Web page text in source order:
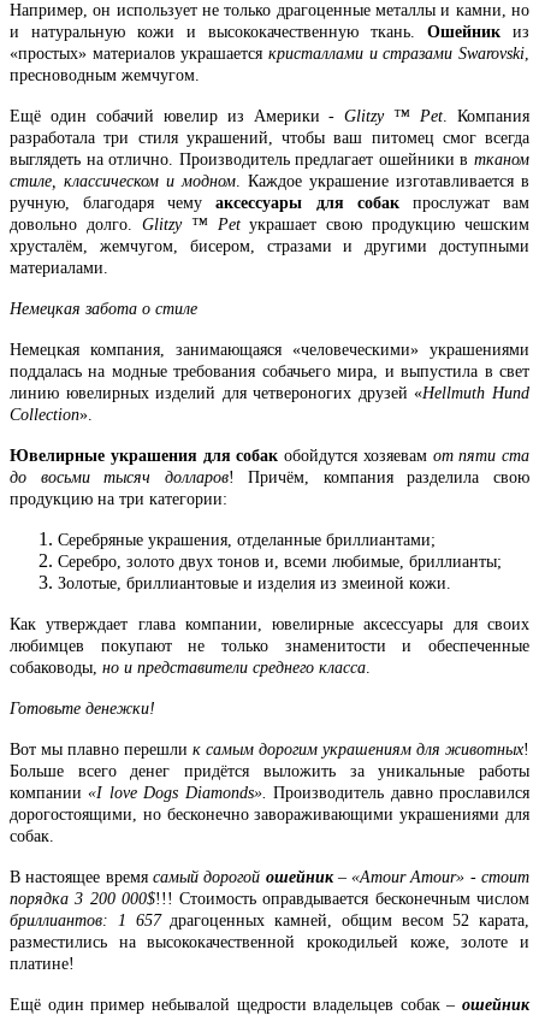
Например, он использует не только драгоценные металлы и камни, но
и натуральную кожи и высококачественную ткань. Ошейник из
«простых» материалов украшается кристаллами и стразами Swarovski,
пресноводным жемчугом.
Ещё один собачий ювелир из Америки -Glitzy ™ Pet. Компания
разработала три стиля украшений, чтобы ваш питомец смог всегда
выглядеть на отлично. Производитель предлагает ошейники в тканом
стиле, классическом и модном. Каждое украшение изготавливается в
ручную, благодаря чемуаксессуары для собак прослужат вам
довольно долго. Glitzy ™ Petукрашает свою продукцию чешским
хрусталём, жемчугом, бисером, стразами и другими доступными
материалами.
Немецкая забота о стиле
Немецкая компания, занимающаяся «человеческими» украшениями
поддалась на модные требования собачьего мира, и выпустила в свет
линию ювелирных изделий для четвероногих друзей «Hellmuth Hund
Collection».
Ювелирные украшения для собак обойдутся хозяевам от пяти ста
до восьми тысяч долларов! Причём, компания разделила свою
продукцию на три категории:
Серебряные украшения, отделанные бриллиантами;
Серебро, золото двух тонов и, всеми любимые, бриллианты;
Золотые, бриллиантовые и изделия из змеиной кожи.
Как утверждает глава компании, ювелирные аксессуары для своих
любимцев покупают не только знаменитости и обеспеченные
собаководы, но и представители среднего класса.
Готовьте денежки!
Вот мы плавно перешли к самым дорогим украшениям для животных!
Больше всего денег придётся выложить за уникальные работы
компании«I love Dogs Diamonds».Производитель давно прославился
дорогостоящими, но бесконечно завораживающими украшениями для
собак.
В настоящее время самый дорогой ошейник–«Amour Amour» - стоит
порядка 3 200 000$!!! Стоимость оправдывается бесконечным числом
бриллиантов: 1 657драгоценных камней, общим весом 52 карата,
разместились на высококачественной крокодильей коже, золоте и
платине!
Ещё один пример небывалой щедрости владельцев собак – ошейник